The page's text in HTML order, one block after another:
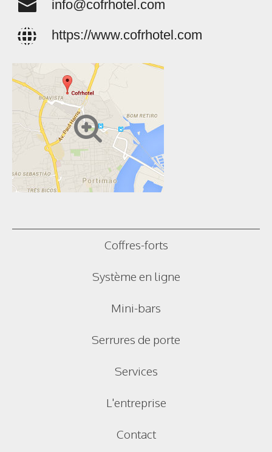
info@cofrhotel.com
https://www.cofrhotel.com
Coffres-forts
Système en ligne
Mini-bars
Serrures de porte
Services
L'entreprise
Contact